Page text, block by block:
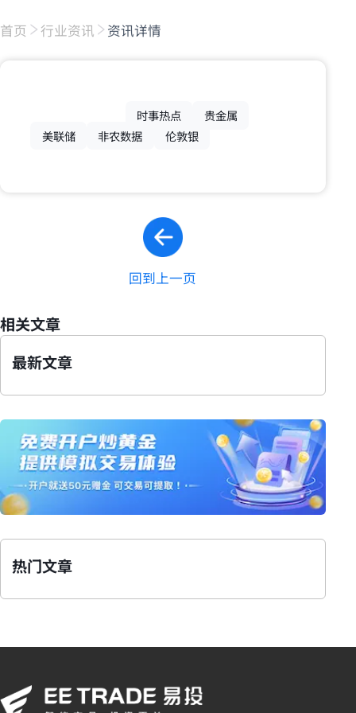
首页 行业资讯 资讯详情
时事热点
贵金属
美联储
非农数据 伦敦银
回到上一页
相关文章
最新文章
热门文章